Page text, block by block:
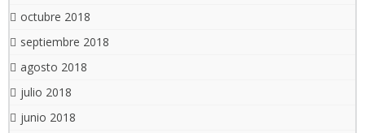
octubre 2018
septiembre 2018
agosto 2018
julio 2018
junio 2018